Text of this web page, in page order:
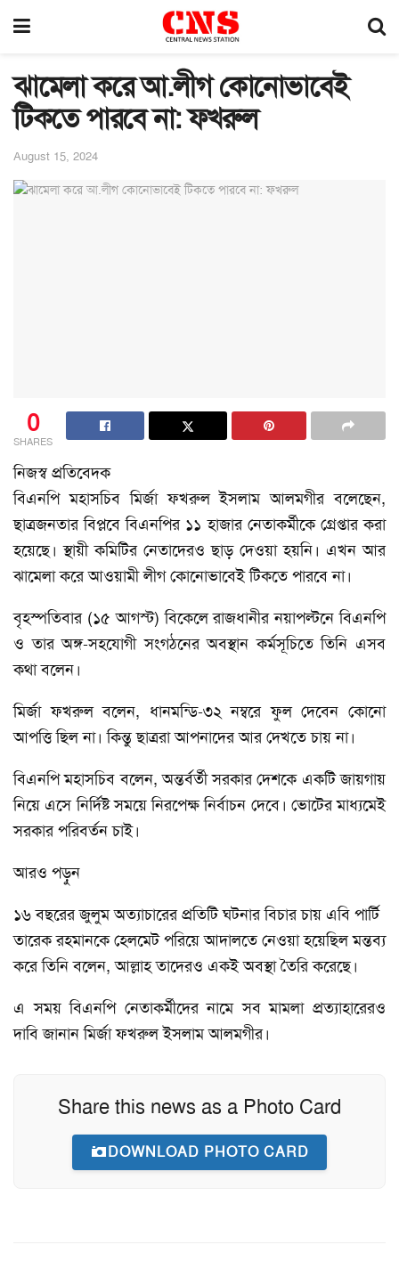
ঝামেলা করে আ.লীগ কোনোভাবেই
টিকতে পারবে না: ফখরুল
August 15, 2024
0
SHARES
নিজস্ব প্রতিবেদক
বিএনপি মহাসচিব মির্জা ফখরুল ইসলাম আলমগীর বলেছেন,
ছাত্রজনতার বিপ্লবে বিএনপির ১১ হাজার নেতাকর্মীকে গ্রেপ্তার করা
হয়েছে। স্থায়ী কমিটির নেতাদেরও ছাড় দেওয়া হয়নি। এখন আর
ঝামেলা করে আওয়ামী লীগ কোনোভাবেই টিকতে পারবে না।
বৃহস্পতিবার (১৫ আগস্ট) বিকেলে রাজধানীর নয়াপল্টনে বিএনপি
ও তার অঙ্গ-সহযোগী সংগঠনের অবস্থান কর্মসূচিতে তিনি এসব
কথা বলেন।
মির্জা ফখরুল বলেন, ধানমন্ডি-৩২ নম্বরে ফুল দেবেন কোনো
আপত্তি ছিল না। কিন্তু ছাত্ররা আপনাদের আর দেখতে চায় না।
বিএনপি মহাসচিব বলেন, অন্তর্বর্তী সরকার দেশকে একটি জায়গায়
নিয়ে এসে নির্দিষ্ট সময়ে নিরপেক্ষ নির্বাচন দেবে। ভোটের মাধ্যমেই
সরকার পরিবর্তন চাই।
আরও পড়ুন
১৬ বছরের জুলুম অত্যাচারের প্রতিটি ঘটনার বিচার চায় এবি পার্টি
তারেক রহমানকে হেলমেট পরিয়ে আদালতে নেওয়া হয়েছিল মন্তব্য
করে তিনি বলেন, আল্লাহ তাদেরও একই অবস্থা তৈরি করেছে।
এ সময় বিএনপি নেতাকর্মীদের নামে সব মামলা প্রত্যাহারেরও
দাবি জানান মির্জা ফখরুল ইসলাম আলমগীর।
Share this news as a Photo Card
DOWNLOAD PHOTO CARD